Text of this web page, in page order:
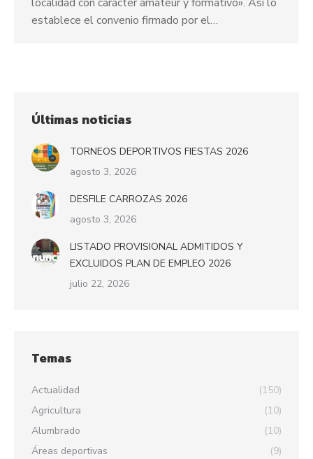
establece el convenio firmado por el…
Últimas noticias
TORNEOS DEPORTIVOS FIESTAS 2026
agosto 3, 2026
DESFILE CARROZAS 2026
agosto 3, 2026
LISTADO PROVISIONAL ADMITIDOS Y
EXCLUIDOS PLAN DE EMPLEO 2026
julio 22, 2026
Temas
Actualidad
(150)
Agricultura
(10)
Alumbrado
(10)
Áreas deportivas
(9)